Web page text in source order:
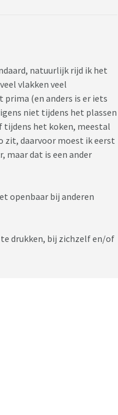
natuurlijk rijd ik het
vlakken veel
(en anders is er iets
niet tijdens het plassen
tijdens het koken, meestal
zit, daarvoor moest ik eerst
maar dat is een ander
openbaar bij anderen
drukken, bij zichzelf en/of